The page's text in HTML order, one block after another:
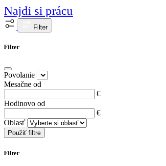
Najdi si prácu
Filter
Filter
Povolanie
Mesačne od
€
Hodinovo od
€
Oblasť
Použiť filtre
Filter